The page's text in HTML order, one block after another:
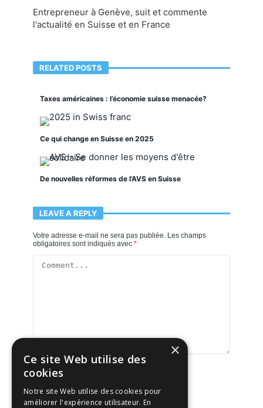
Entrepreneur à Genève, suit et commente
l'actualité en Suisse et en France
RELATED POSTS
Taxes américaines : l’économie suisse menacée?
Ce qui change en Suisse en 2025
De nouvelles réformes de l’AVS en Suisse
LEAVE A REPLY
Votre adresse e-mail ne sera pas publiée. Les champs
obligatoires sont indiqués avec *
×
Ce site Web utilise des
cookies
Notre site Web utilise des cookies pour
améliorer l'expérience utilisateur. En